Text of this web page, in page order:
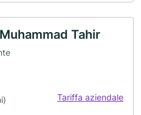
Tahir
Tariffa aziendale